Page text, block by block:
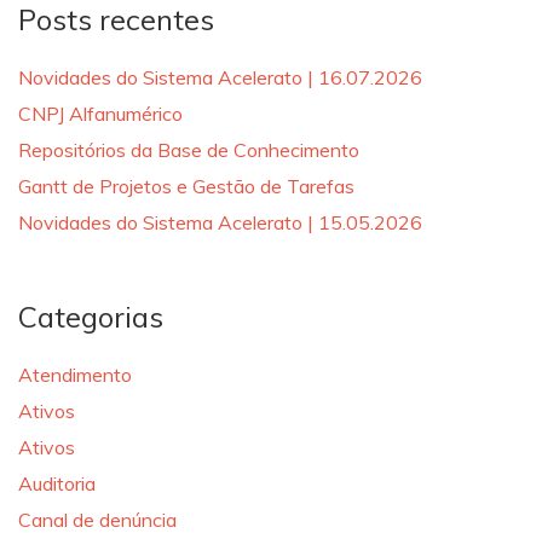
Posts recentes
Novidades do Sistema Acelerato | 16.07.2026
CNPJ Alfanumérico
Repositórios da Base de Conhecimento
Gantt de Projetos e Gestão de Tarefas
Novidades do Sistema Acelerato | 15.05.2026
Categorias
Atendimento
Ativos
Ativos
Auditoria
Canal de denúncia